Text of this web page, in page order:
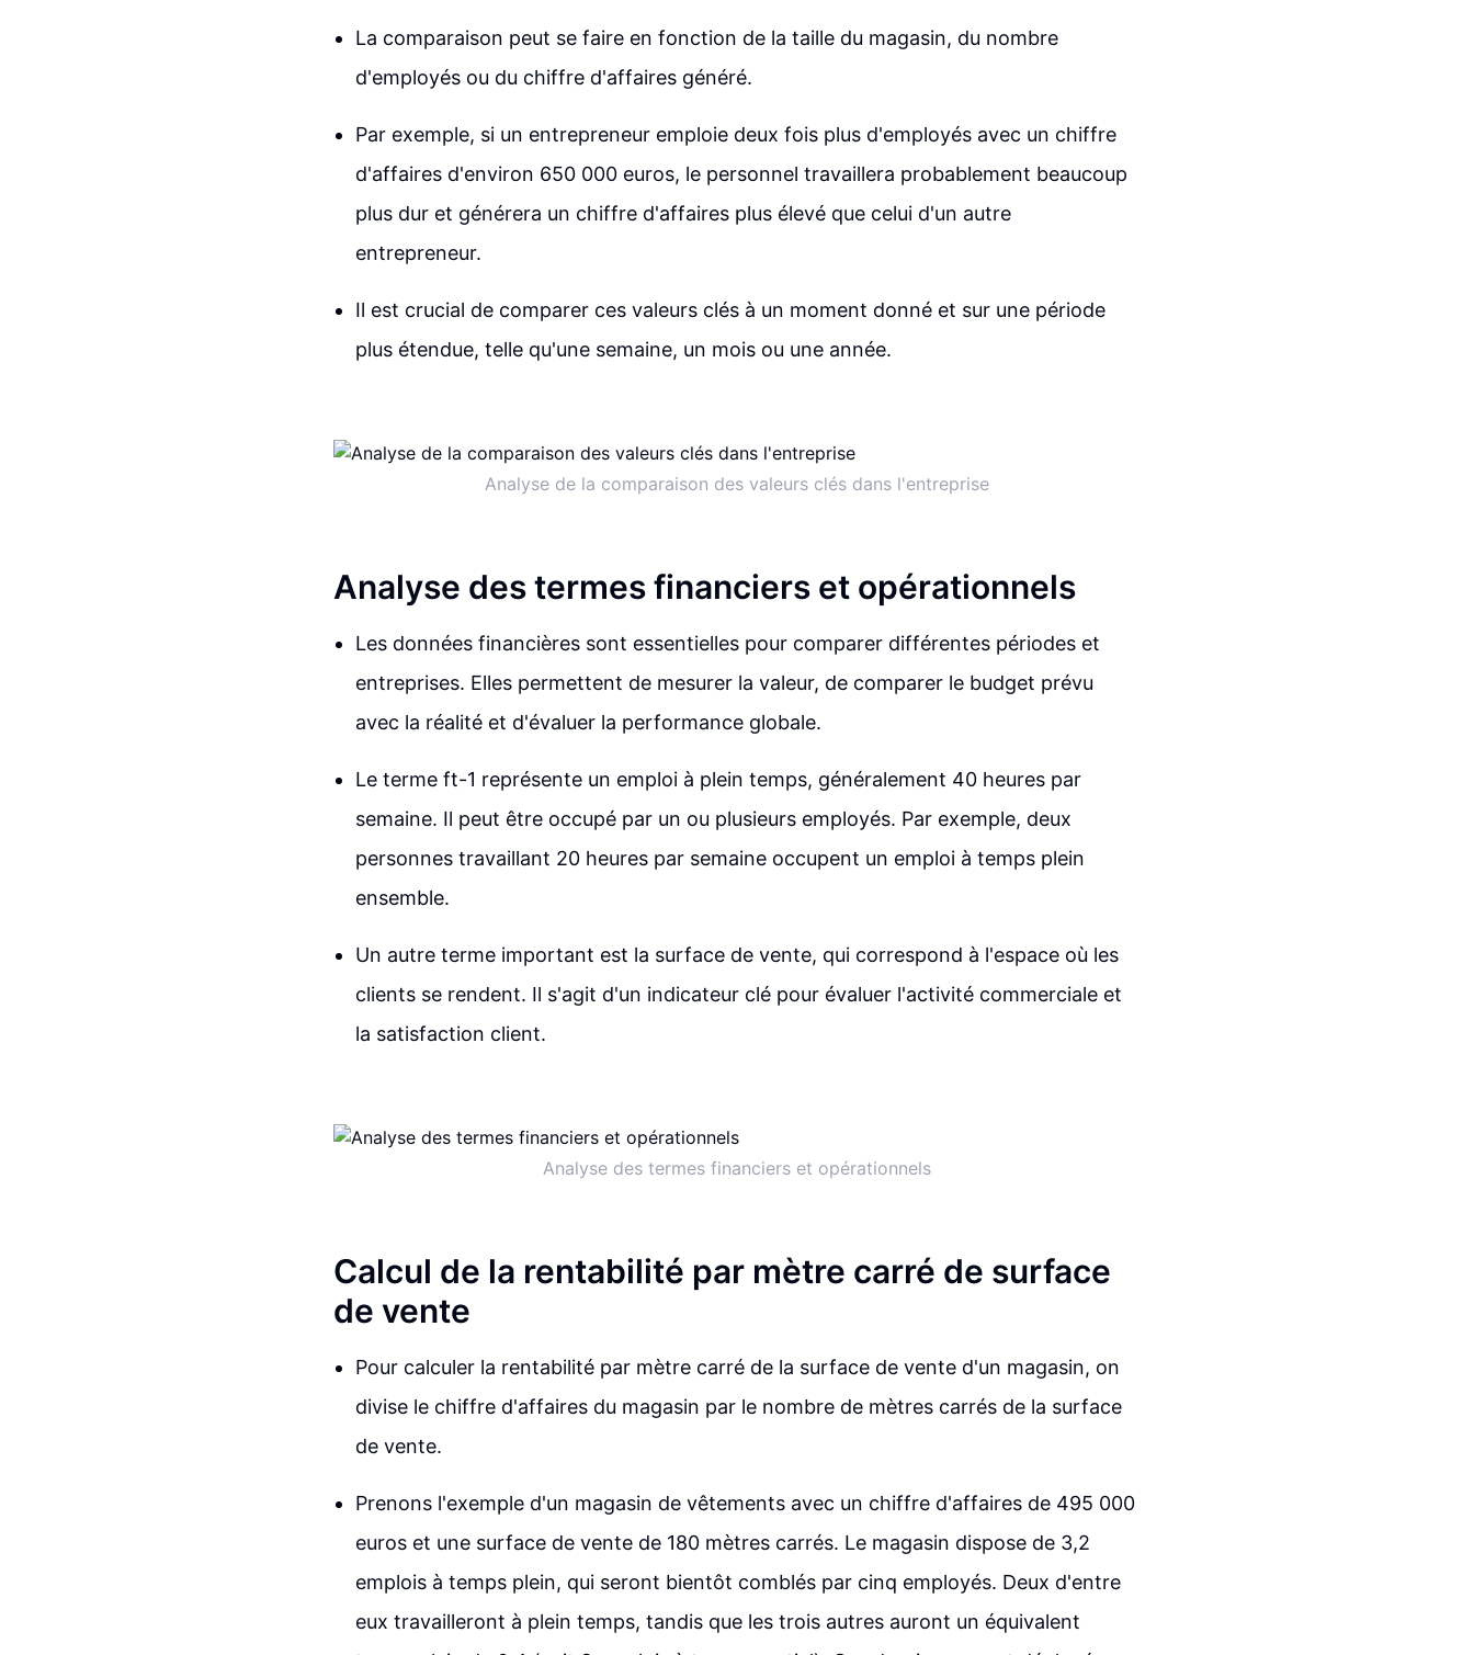
La comparaison peut se faire en fonction de la taille du magasin, du nombre
d'employés ou du chiffre d'affaires généré.
Par exemple, si un entrepreneur emploie deux fois plus d'employés avec un chiffre
d'affaires d'environ 650 000 euros, le personnel travaillera probablement beaucoup
plus dur et générera un chiffre d'affaires plus élevé que celui d'un autre
entrepreneur.
Il est crucial de comparer ces valeurs clés à un moment donné et sur une période
plus étendue, telle qu'une semaine, un mois ou une année.
Analyse de la comparaison des valeurs clés dans l'entreprise
Analyse des termes financiers et opérationnels
Les données financières sont essentielles pour comparer différentes périodes et
entreprises. Elles permettent de mesurer la valeur, de comparer le budget prévu
avec la réalité et d'évaluer la performance globale.
Le terme ft-1 représente un emploi à plein temps, généralement 40 heures par
semaine. Il peut être occupé par un ou plusieurs employés. Par exemple, deux
personnes travaillant 20 heures par semaine occupent un emploi à temps plein
ensemble.
Un autre terme important est la surface de vente, qui correspond à l'espace où les
clients se rendent. Il s'agit d'un indicateur clé pour évaluer l'activité commerciale et
la satisfaction client.
Analyse des termes financiers et opérationnels
Calcul de la rentabilité par mètre carré de surface
de vente
Pour calculer la rentabilité par mètre carré de la surface de vente d'un magasin, on
divise le chiffre d'affaires du magasin par le nombre de mètres carrés de la surface
de vente.
Prenons l'exemple d'un magasin de vêtements avec un chiffre d'affaires de 495 000
euros et une surface de vente de 180 mètres carrés. Le magasin dispose de 3,2
emplois à temps plein, qui seront bientôt comblés par cinq employés. Deux d'entre
eux travailleront à plein temps, tandis que les trois autres auront un équivalent